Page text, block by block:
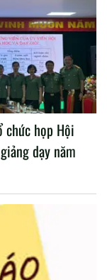
chức họp Hội
dạy năm